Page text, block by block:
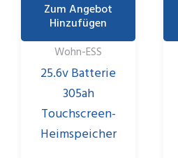
Zum Angebot
Hinzufügen
Wohn-ESS
25.6v Batterie
305ah
Touchscreen-
Heimspeicher